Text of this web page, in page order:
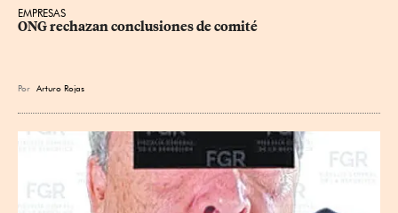
EMPRESAS
ONG rechazan conclusiones de comité
Por Arturo Rojas